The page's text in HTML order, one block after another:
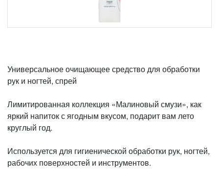
Универсальное очищающее средство для обработки
рук и ногтей, спрей
Лимитированная коллекция «Малиновый смузи», как
яркий напиток с ягодным вкусом, подарит вам лето
круглый год.
Используется для гигиенической обработки рук, ногтей,
рабочих поверхностей и инструментов.